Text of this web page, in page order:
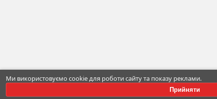
Ми використовуємо cookie для роботи сайту та показу реклами.
Прийняти